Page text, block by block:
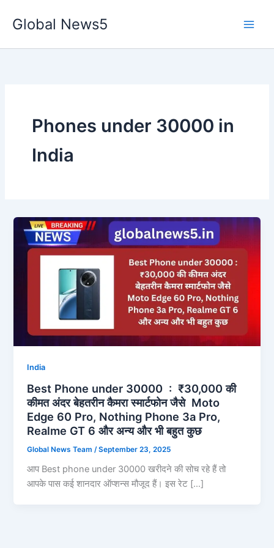
Global News5
Phones under 30000 in
India
India
Best Phone under 30000 : ₹30,000 की
कीमत अंदर बेहतरीन कैमरा स्मार्टफोन जैसे Moto
Edge 60 Pro, Nothing Phone 3a Pro,
Realme GT 6 और अन्य और भी बहुत कुछ
Global News Team /September 23, 2025
आप Best phone under 30000 खरीदने की सोच रहे हैं तो
आपके पास कई शानदार ऑप्शन्स मौजूद हैं। इस रेट […]